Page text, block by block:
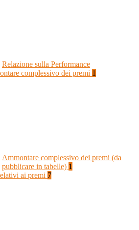
Relazione sulla Performance
complessivo dei premi 1
Ammontare complessivo dei premi (da
pubblicare in tabelle) 1
ai premi 7